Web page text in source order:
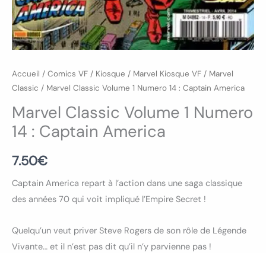
Accueil / Comics VF / Kiosque / Marvel Kiosque VF / Marvel
Classic / Marvel Classic Volume 1 Numero 14 : Captain America
Marvel Classic Volume 1 Numero
14 : Captain America
7.50€
Captain America repart à l’action dans une saga classique
des années 70 qui voit impliqué l’Empire Secret !
Quelqu’un veut priver Steve Rogers de son rôle de Légende
Vivante… et il n’est pas dit qu’il n’y parvienne pas !